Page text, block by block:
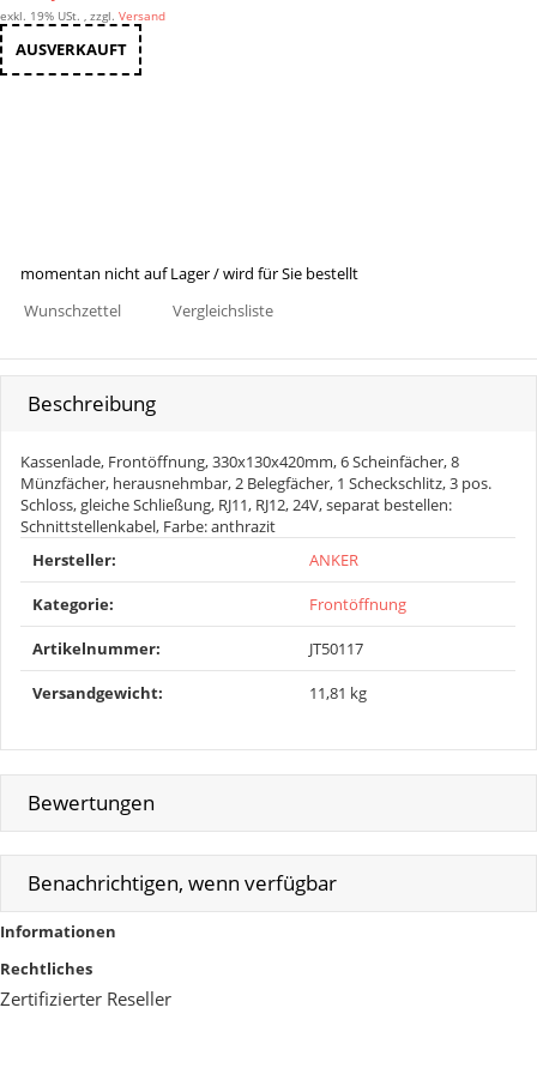
exkl. 19% USt. , zzgl. Versand
AUSVERKAUFT
momentan nicht auf Lager / wird für Sie bestellt
Wunschzettel
Vergleichsliste
Beschreibung
Kassenlade, Frontöffnung, 330x130x420mm, 6 Scheinfächer, 8
Münzfächer, herausnehmbar, 2 Belegfächer, 1 Scheckschlitz, 3 pos.
Schloss, gleiche Schließung, RJ11, RJ12, 24V, separat bestellen:
Schnittstellenkabel, Farbe: anthrazit
Produkteigenschaft
Wert
Hersteller: ANKER
Kategorie: Frontöffnung
Artikelnummer: JT50117
Versandgewicht‍: 11,81 kg
Bewertungen
Benachrichtigen, wenn verfügbar
Informationen
Rechtliches
Zertifizierter Reseller